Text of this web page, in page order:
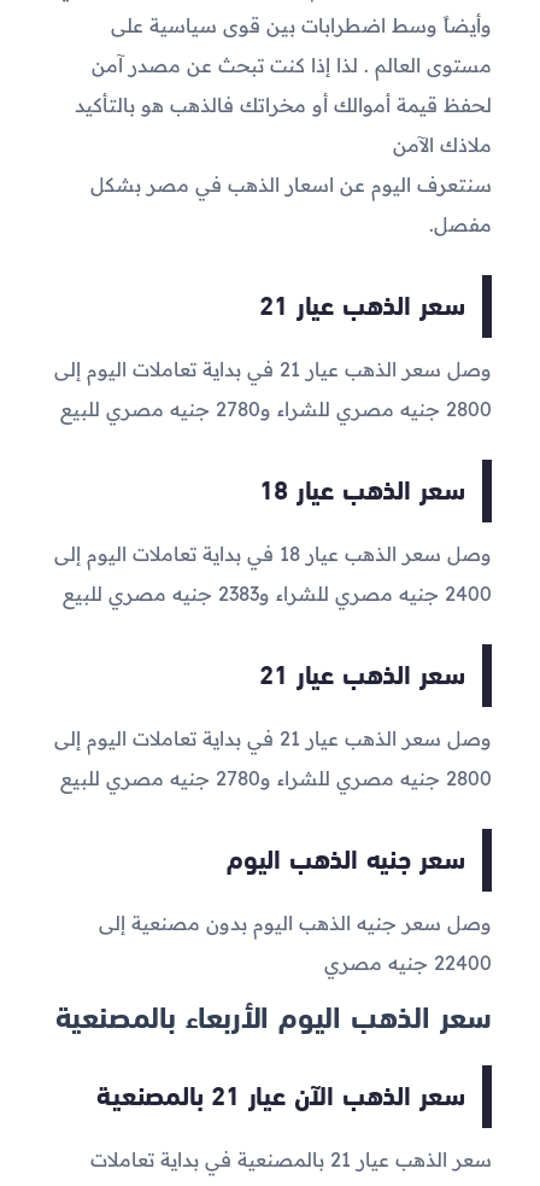
وأيضاً وسط اضطرابات بين قوى سياسية على
مستوى العالم . لذا إذا كنت تبحث عن مصدر آمن
لحفظ قيمة أموالك أو مخراتك فالذهب هو بالتأكيد
ملاذك الآمن
سنتعرف اليوم عن اسعار الذهب في مصر بشكل
مفصل.
سعر الذهب عيار 21
وصل سعر الذهب عيار 21 في بداية تعاملات اليوم إلى
2800 جنيه مصري للشراء و2780 جنيه مصري للبيع
سعر الذهب عيار 18
وصل سعر الذهب عيار 18 في بداية تعاملات اليوم إلى
2400 جنيه مصري للشراء و2383 جنيه مصري للبيع
سعر الذهب عيار 21
وصل سعر الذهب عيار 21 في بداية تعاملات اليوم إلى
2800 جنيه مصري للشراء و2780 جنيه مصري للبيع
سعر جنيه الذهب اليوم
وصل سعر جنيه الذهب اليوم بدون مصنعية إلى
22400 جنيه مصري
سعر الذهب اليوم الأربعاء بالمصنعية
سعر الذهب الآن عيار 21 بالمصنعية
سعر الذهب عيار 21 بالمصنعية في بداية تعاملات